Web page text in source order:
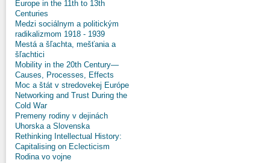
Europe in the 11th to 13th
Centuries
Medzi sociálnym a politickým
radikalizmom 1918 - 1939
Mestá a šľachta, mešťania a
šľachtici
Mobility in the 20th Century—
Causes, Processes, Effects
Moc a štát v stredovekej Európe
Networking and Trust During the
Cold War
Premeny rodiny v dejinách
Uhorska a Slovenska
Rethinking Intellectual History:
Capitalising on Eclecticism
Rodina vo vojne